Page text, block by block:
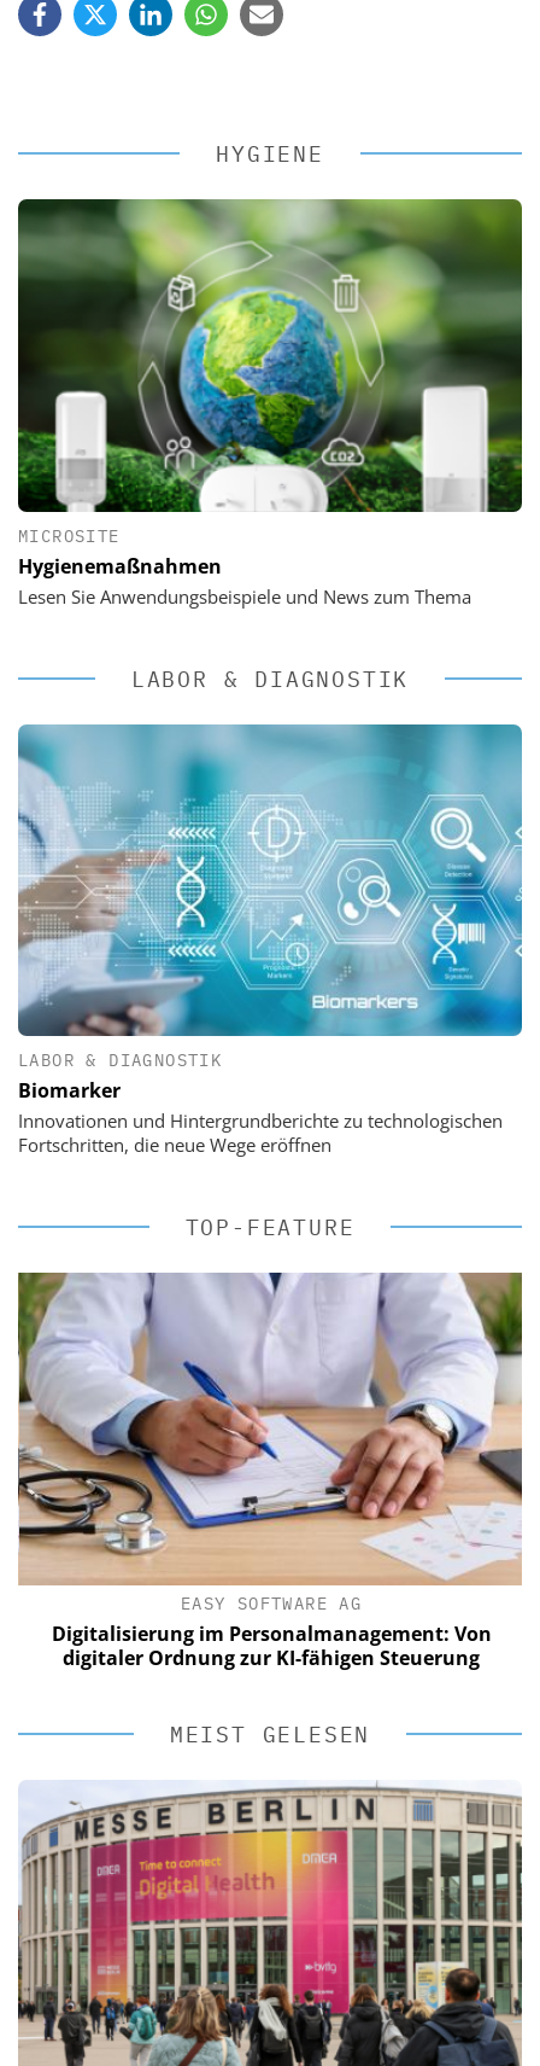
HYGIENE
MICROSITE
Hygienemaßnahmen
Lesen Sie Anwendungsbeispiele und News zum Thema
LABOR & DIAGNOSTIK
LABOR & DIAGNOSTIK
Biomarker
Innovationen und Hintergrundberichte zu technologischen
Fortschritten, die neue Wege eröffnen
TOP-FEATURE
EASY SOFTWARE AG
Digitalisierung im Personalmanagement: Von
digitaler Ordnung zur KI-fähigen Steuerung
MEIST GELESEN